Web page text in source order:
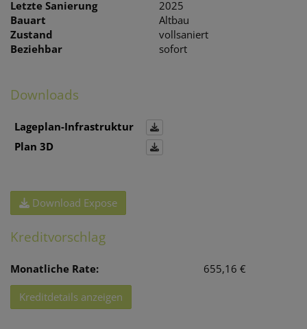
Letzte Sanierung
2025
Bauart
Altbau
Zustand
vollsaniert
Beziehbar
sofort
Downloads
Lageplan-Infrastruktur
Plan 3D
Download Expose
Kreditvorschlag
Monatliche Rate: 655,16 €
Kreditdetails anzeigen